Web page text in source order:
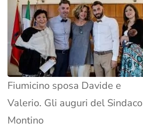
Fiumicino sposa Davide e
Valerio. Gli auguri del Sindaco
Montino